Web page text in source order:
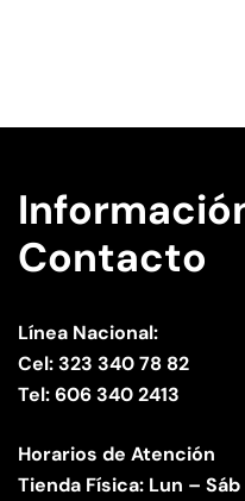
Contacto
Línea Nacional:
Cel: 323 340 78 82
Tel: 606 340 2413
Horarios de Atención
Tienda Física: Lun –